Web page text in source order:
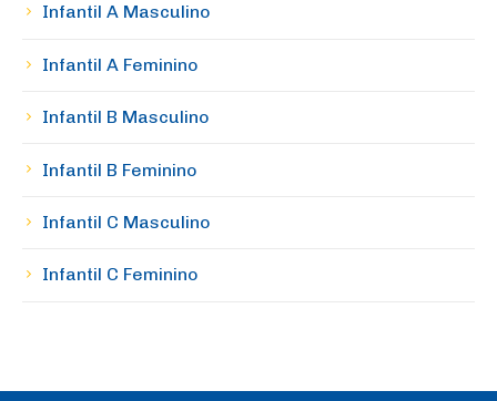
Infantil A Masculino
Infantil A Feminino
Infantil B Masculino
Infantil B Feminino
Infantil C Masculino
Infantil C Feminino